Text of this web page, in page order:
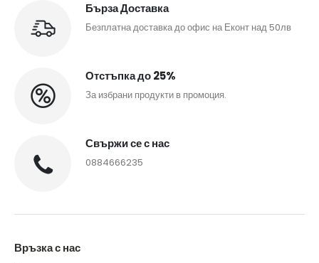
Бърза Доставка
Безплатна доставка до офис на Еконт над 50лв
Отстъпка до 25%
За избрани продукти в промоция.
Свържи се с нас
0884666235
Връзка с нас